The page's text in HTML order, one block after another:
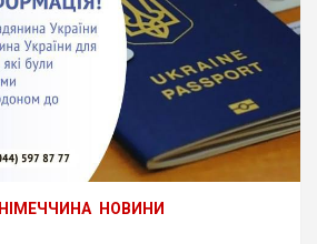
НІМЕЧЧИНА
НОВИНИ